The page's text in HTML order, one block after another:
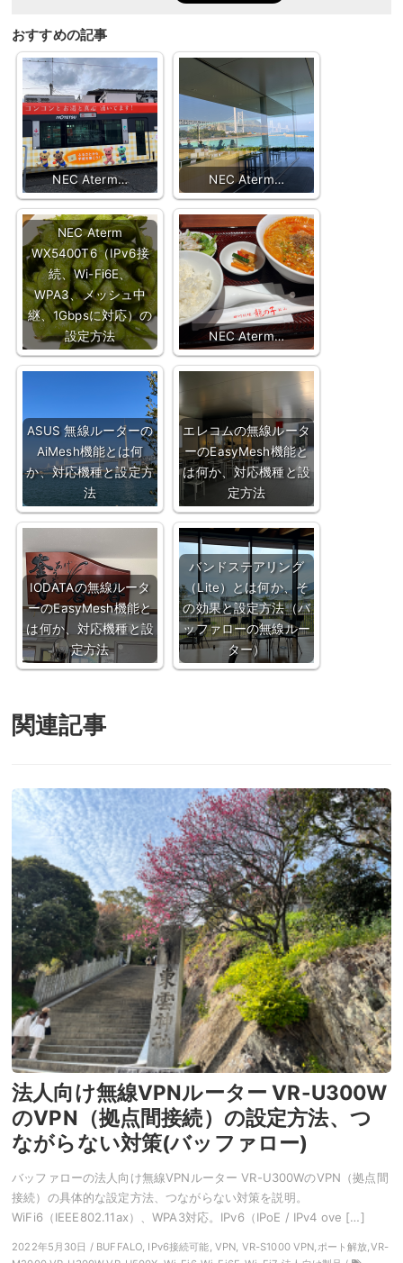
おすすめの記事
NEC Aterm… NEC Aterm…
NEC Aterm
WX5400T6（IPv6接
続、Wi-Fi6E、
WPA3、メッシュ中
継、1Gbpsに対応）の
設定方法
NEC Aterm…
ASUS 無線ルーターの
AiMesh機能とは何
か、対応機種と設定方
法
エレコムの無線ルータ
ーのEasyMesh機能と
は何か、対応機種と設
定方法
IODATAの無線ルータ
ーのEasyMesh機能と
は何か、対応機種と設
定方法
バンドステアリング
（Lite）とは何か、そ
の効果と設定方法（バ
ッファローの無線ルー
ター）
関連記事
法人向け無線VPNルーター VR-U300W
のVPN（拠点間接続）の設定方法、つ
ながらない対策(バッファロー)
バッファローの法人向け無線VPNルーター VR-U300WのVPN（拠点間
接続）の具体的な設定方法、つながらない対策を説明。
WiFi6（IEEE802.11ax）、WPA3対応。IPv6（IPoE / IPv4 ove […]
2022年5月30日 / BUFFALO, IPv6接続可能, VPN, VR-S1000 VPN,ポート解放,VR-